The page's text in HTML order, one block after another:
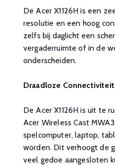
De Acer X1126H is een
resolutie en een hoog
zelfs bij daglicht een
vergaderruimte of in de
onderscheiden.
Draadloze Connectiviteit
De Acer X1126H is uit te
Acer Wireless Cast
spelcomputer, laptop,
worden. Dit verhoogt de
veel gedoe aangesloten